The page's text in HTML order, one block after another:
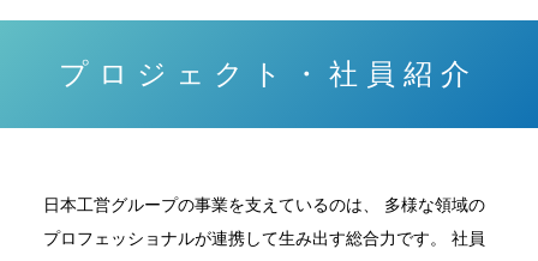
プロジェクト・社員紹介
日本工営グループの事業を支えているのは、
多様な領域の
プロフェッショナルが連携して生み出す総合力です。
社員